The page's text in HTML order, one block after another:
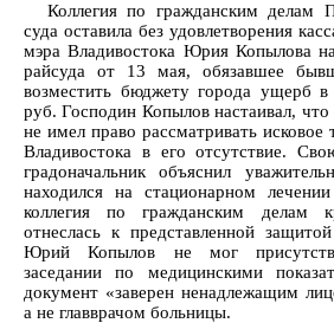
Коллегия по гражданским делам
суда оставила без удовлетворения
мэра Владивостока Юрия Копылова
райсуда от 13 мая, обязавшее
возместить бюджету города ущерб
руб. Господин Копылов настаивал,
не имел право рассматривать исковое
Владивостока в его отсутствие.
градоначальник объяснил
находился на стационарном
коллегия по гражданским делам
отнеслась к представленной
Юрий Копылов не мог
заседании по медицинскими
документ «заверен ненадлежащим
а не главврачом больницы.